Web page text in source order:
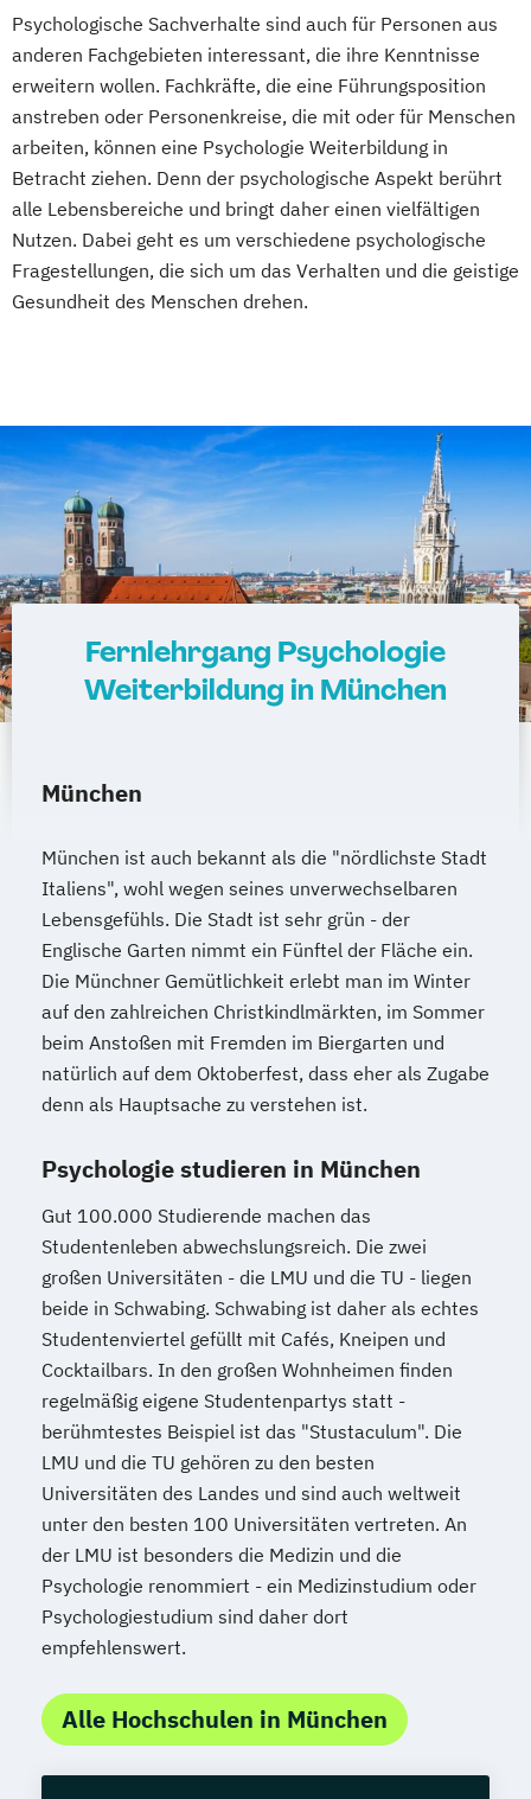
"Systemische Beratung"
Psychologische/r Berater/-in mit
zusätzlicher Fachrichtung "Paarberatung"
Traumafachberater/-in
Psychologische Sachverhalte sind auch für Personen aus
anderen Fachgebieten interessant, die ihre Kenntnisse
erweitern wollen. Fachkräfte, die eine Führungsposition
anstreben oder Personenkreise, die mit oder für Menschen
arbeiten, können eine Psychologie Weiterbildung in
Betracht ziehen. Denn der psychologische Aspekt berührt
alle Lebensbereiche und bringt daher einen vielfältigen
Nutzen. Dabei geht es um verschiedene psychologische
Fragestellungen, die sich um das Verhalten und die geistige
Gesundheit des Menschen drehen.
Fernlehrgang Psychologie
Weiterbildung in München
München
München ist auch bekannt als die "nördlichste Stadt
Italiens", wohl wegen seines unverwechselbaren
Lebensgefühls. Die Stadt ist sehr grün - der
Englische Garten nimmt ein Fünftel der Fläche ein.
Die Münchner Gemütlichkeit erlebt man im Winter
auf den zahlreichen Christkindlmärkten, im Sommer
beim Anstoßen mit Fremden im Biergarten und
natürlich auf dem Oktoberfest, dass eher als Zugabe
denn als Hauptsache zu verstehen ist.
Psychologie studieren in München
Gut 100.000 Studierende machen das
Studentenleben abwechslungsreich. Die zwei
großen Universitäten - die LMU und die TU - liegen
beide in Schwabing. Schwabing ist daher als echtes
Studentenviertel gefüllt mit Cafés, Kneipen und
Cocktailbars. In den großen Wohnheimen finden
regelmäßig eigene Studentenpartys statt -
berühmtestes Beispiel ist das "Stustaculum". Die
LMU und die TU gehören zu den besten
Universitäten des Landes und sind auch weltweit
unter den besten 100 Universitäten vertreten. An
der LMU ist besonders die Medizin und die
Psychologie renommiert - ein Medizinstudium oder
Psychologiestudium sind daher dort
empfehlenswert.
Alle Hochschulen in München